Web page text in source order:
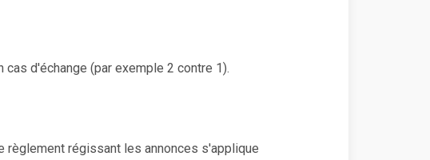
d'échange (par exemple 2 contre 1).
règlement régissant les annonces s'applique